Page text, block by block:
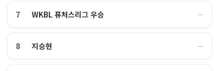
7 WKBL 퓨처스리그 우승 ―
8 지승현 ―